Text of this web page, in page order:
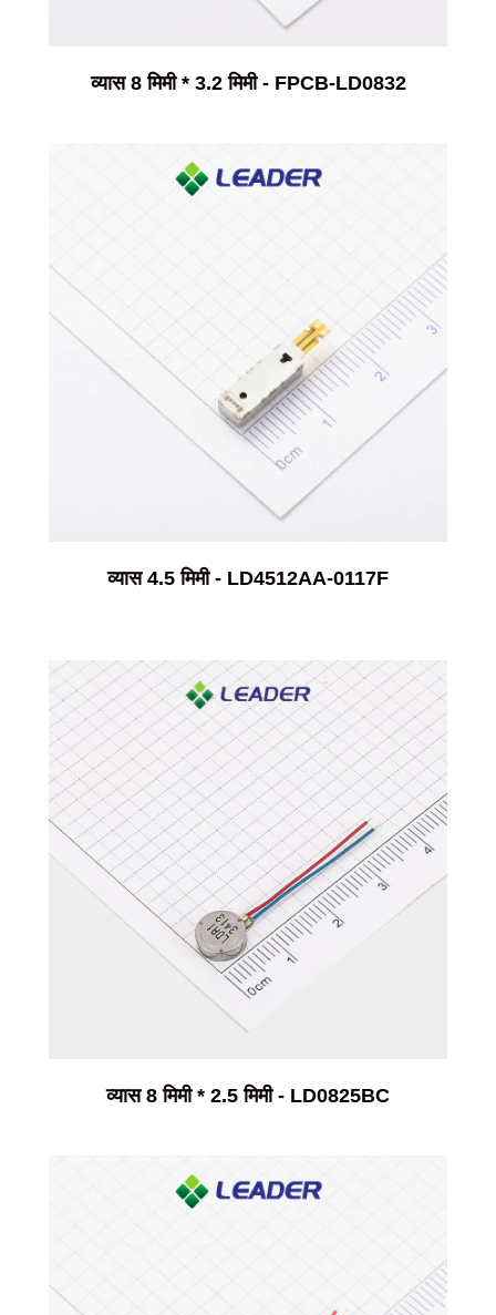
व्यास 8 मिमी * 3.2 मिमी - FPCB-LD0832
व्यास 4.5 मिमी - LD4512AA-0117F
व्यास 8 मिमी * 2.5 मिमी - LD0825BC